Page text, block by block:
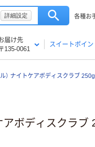
詳細設定 各種お
届け先
135-0061
スイートポイン
ル） ナイトケアボディスクラブ
アボディスクラブ